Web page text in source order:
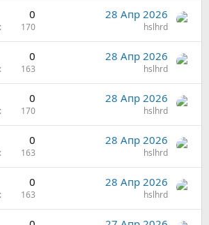
0
170
28 Апр 2026
hslhrd
0
163
28 Апр 2026
hslhrd
0
170
28 Апр 2026
hslhrd
0
163
28 Апр 2026
hslhrd
0
163
28 Апр 2026
hslhrd